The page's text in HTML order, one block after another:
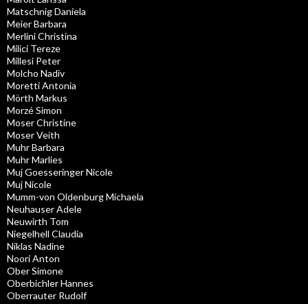
Matschnig Daniela
Meier Barbara
Merlini Christina
Milici Tereze
Millesi Peter
Molcho Nadiv
Moretti Antonia
Mörth Markus
Morzé Simon
Moser Christine
Moser Veith
Muhr Barbara
Muhr Marlies
Muj Goesseringer Nicole
Muj Nicole
Mumm-von Oldenburg Michaela
Neuhauser Adele
Neuwirth Tom
Niegelhell Claudia
Niklas Nadine
Noori Anton
Ober Simone
Oberbichler Hannes
Oberrauter Rudolf